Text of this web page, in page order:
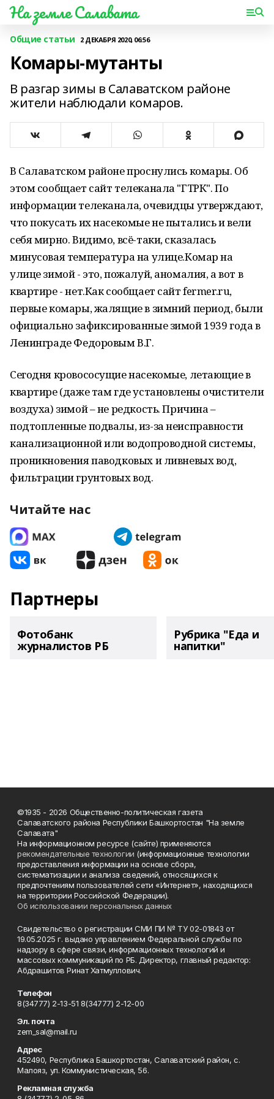
На земле Салавата
Общие статьи 2 ДЕКАБРЯ 2020, 06:56
Комары-мутанты
В разгар зимы в Салаватском районе
жители наблюдали комаров.
В Салаватском районе проснулись комары. Об
этом сообщает сайт телеканала "ГТРК". По
информации телеканала, очевидцы утверждают,
что покусать их насекомые не пытались и вели
себя мирно. Видимо, всё-таки, сказалась
минусовая температура на улице.Комар на
улице зимой - это, пожалуй, аномалия, а вот в
квартире - нет.Как сообщает сайт fermer.ru,
первые комары, жалящие в зимний период, были
официально зафиксированные зимой 1939 года в
Ленинграде Федоровым В.Г.
Сегодня кровососущие насекомые, летающие в
квартире (даже там где установлены очистители
воздуха) зимой – не редкость. Причина –
подтопленные подвалы, из-за неисправности
канализационной или водопроводной системы,
проникновения паводковых и ливневых вод,
фильтрации грунтовых вод.
Читайте нас
Партнеры
Фотобанк
журналистов РБ
Рубрика "Еда и
напитки"
©1935 - 2026 Общественно-политическая газета
Салаватского района Республики Башкортостан "На земле
Салавата"
На информационном ресурсе (сайте) применяются
рекомендательные технологии (информационные технологии
предоставления информации на основе сбора,
систематизации и анализа сведений, относящихся к
предпочтениям пользователей сети «Интернет», находящихся
на территории Российской Федерации).
Об использовании персональных данных
Свидетельство о регистрации СМИ ПИ № ТУ 02-01843 от
19.05.2025 г. выдано управлением Федеральной службы по
надзору в сфере связи, информационных технологий и
массовых коммуникаций по РБ. Директор, главный редактор:
Абдрашитов Ринат Хатмуллович.
Телефон
8(34777) 2-13-51 8(34777) 2-12-00
Эл. почта
zem_sal@mail.ru
Адрес
452490, Республика Башкортостан, Салаватский район, с.
Малояз, ул. Коммунистическая, 56.
Рекламная служба